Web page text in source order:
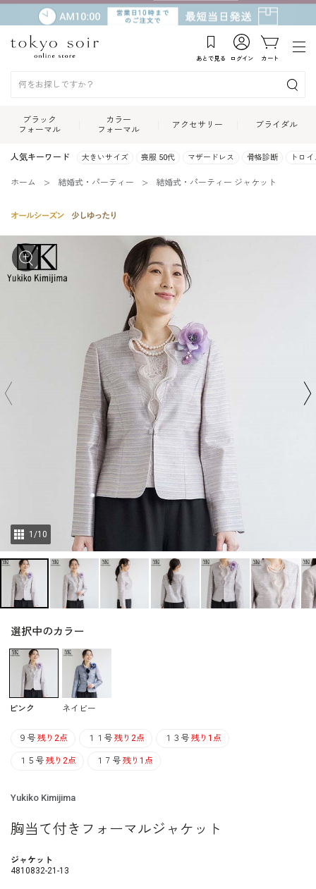
あとで見る ログイン カート
ブラック
フォーマル
カラー
フォーマル
アクセサリー ブライダル
人気キーワード 大きいサイズ 喪服 50代 マザードレス 骨格診断 トロ
ホーム 結婚式・パーティー 結婚式・パーティー ジャケット
1 /10
選択中のカラー
ピンク ネイビー
９号 残り2点 １１号 残り2点 １３号 残り1点
１５号 残り2点 １７号 残り1点
Yukiko Kimijima
胸当て付きフォーマルジャケット
ジャケット
4810832-21-13